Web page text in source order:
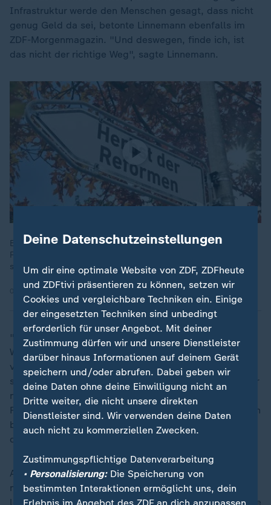
Infrastruktur werde den Menschen gesagt, dass nicht
genug Geld da sei, betonte Linnemann ebenfalls im
ZDF-Morgenmagazin. "Und deswegen, finde ich, ist
das nicht der richtige Weg", sagte Linnemann.
Eine neue Kommission des Arbeitsministeriums soll
Reformvorschläge für Sozialausgaben erarbeiten. Reformen
seien notwendig und überfällig, sagte Kanzler Merz.
01.09.2025 | 1:38 min
"Wir müssen in Deutschland den Mittelstand, die
Wirtschaft, die Arbeitnehmer unterstützen, dass es
vorangeht", sagte er. "Und wir reden hier jeden Tag,
soll ich einen Prozentpunkt mehr Steuern erhöhen oder
nicht." Der CDU-Generalsekretär mahnte zur
Finanzierung des Sozialstaats unter anderem Reformen
beim Bürgergeld an. "Das ist doch das Thema, was
diese Gesellschaft spaltet", sagte Linnemann.
Alle seien sich einig, "dass wir für Menschen was
machen müssen, die auf der Schattenseite des Lebens
leben, weil sie Pech hatten, weil sie krank sind, weil sie
Deine Datenschutzeinstellungen
Um dir eine optimale Website von ZDF, ZDFheute
und ZDFtivi präsentieren zu können, setzen wir
Cookies und vergleichbare Techniken ein. Einige
der eingesetzten Techniken sind unbedingt
erforderlich für unser Angebot. Mit deiner
Zustimmung dürfen wir und unsere Dienstleister
darüber hinaus Informationen auf deinem Gerät
speichern und/oder abrufen. Dabei geben wir
deine Daten ohne deine Einwilligung nicht an
Dritte weiter, die nicht unsere direkten
Dienstleister sind. Wir verwenden deine Daten
auch nicht zu kommerziellen Zwecken.
Zustimmungspflichtige Datenverarbeitung
• Personalisierung:Die Speicherung von
bestimmten Interaktionen ermöglicht uns, dein